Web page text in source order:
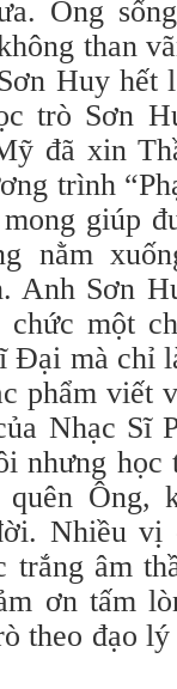
Ông
than
Huy hết
trò Sơn
đã xin
trình
giúp
nằm
Anh Sơn
chức một
mà chỉ
phẩm viết
Nhạc Sĩ
nhưng học
Ông,
Nhiều vị
trắng âm
ơn tấm
theo đạo